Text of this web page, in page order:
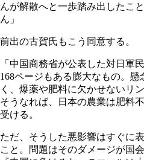
んが解散へと一歩踏み出したこ
ん」
前出の古賀氏もこう同意する。
「中国商務省が公表した対日軍
168ページもある膨大なもの。
く、爆薬や肥料に欠かせないリ
そうなれば、日本の農業は肥料
受ける。
ただ、そうした悪影響はすぐに
こと。問題はそのダメージが国